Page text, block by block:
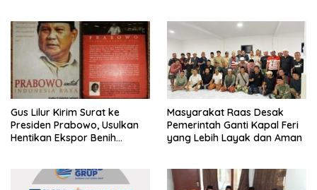
Kepastian
Gus Lilur Kirim Surat ke
Presiden Prabowo, Usulkan
Hentikan Ekspor Benih
Masyarakat Raas Desak
Pemerintah Ganti Kapal Feri
yang Lebih Layak dan Aman